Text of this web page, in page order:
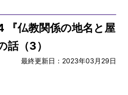
『仏教関係の地名と屋
話（3）
最終更新日：2023年03月29日